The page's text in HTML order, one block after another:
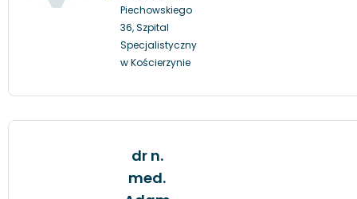
Piechowskiego
36, Szpital
Specjalistyczny
w Kościerzynie
dr n.
med.